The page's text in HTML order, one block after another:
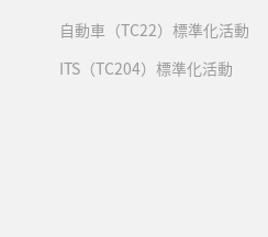
自動車（TC22）標準化活動
ITS（TC204）標準化活動